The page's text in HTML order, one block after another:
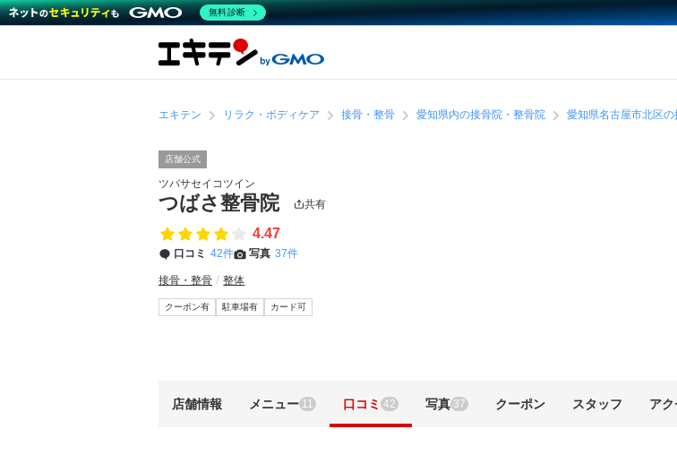
エキテン リラク・ボディケア 接骨・整骨 愛知県内の接骨院・整骨院 愛知県名古屋市北区
店舗公式
ツバサセイコツイン
つばさ整骨院 共有
4.47
口コミ 42件 写真 37件
接骨・整骨 整体
クーポン有 駐車場有 カード可
店舗情報 メニュー 11 口コミ 42 写真 37 クーポン スタッフ アク
無料診断